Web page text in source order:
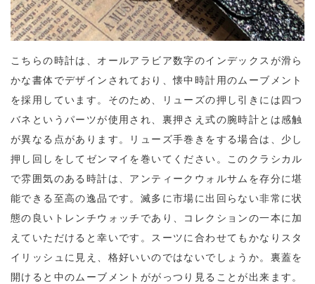
こちらの時計は、オールアラビア数字のインデックスが滑ら
かな書体でデザインされており、懐中時計用のムーブメント
を採用しています。そのため、リューズの押し引きには四つ
バネというパーツが使用され、裏押さえ式の腕時計とは感触
が異なる点があります。リューズ手巻きをする場合は、少し
押し回しをしてゼンマイを巻いてください。このクラシカル
で雰囲気のある時計は、アンティークウォルサムを存分に堪
能できる至高の逸品です。滅多に市場に出回らない非常に状
態の良いトレンチウォッチであり、コレクションの一本に加
えていただけると幸いです。スーツに合わせてもかなりスタ
イリッシュに見え、格好いいのではないでしょうか。裏蓋を
開けると中のムーブメントががっつり見ることが出来ます。